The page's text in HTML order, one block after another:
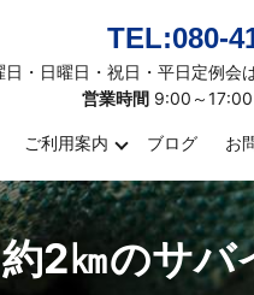
TEL:080-
日・日曜日・祝日・平日定例会
営業時間 9:00～17:00
ご利用案内 ブログ お
2㎞のサバ